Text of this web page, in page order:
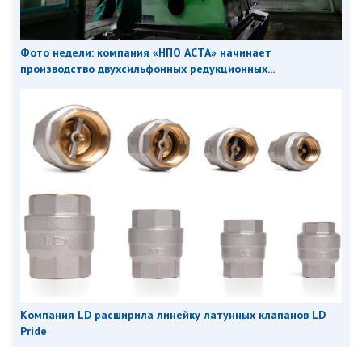
Фото недели: компания «НПО АСТА» начинает
производство двухсильфонных редукционных...
Компания LD расширила линейку латунных клапанов LD
Pride